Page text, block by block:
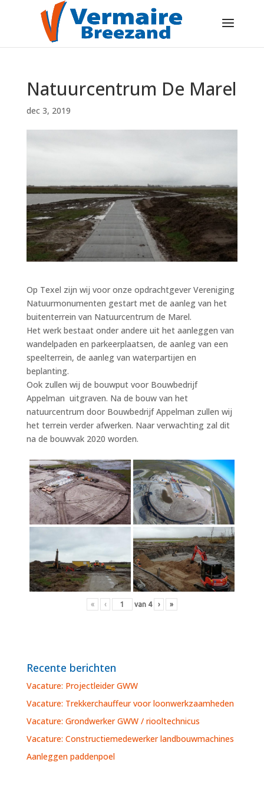
Natuurcentrum De Marel
dec 3, 2019
Op Texel zijn wij voor onze opdrachtgever Vereniging
Natuurmonumenten gestart met de aanleg van het
buitenterrein van Natuurcentrum de Marel.
Het werk bestaat onder andere uit het aanleggen van
wandelpaden en parkeerplaatsen, de aanleg van een
speelterrein, de aanleg van waterpartijen en
beplanting.
Ook zullen wij de bouwput voor Bouwbedrijf
Appelman uitgraven. Na de bouw van het
natuurcentrum door Bouwbedrijf Appelman zullen wij
het terrein verder afwerken. Naar verwachting zal dit
na de bouwvak 2020 worden.
« ‹ van 4 › »
Recente berichten
Vacature: Projectleider GWW
Vacature: Trekkerchauffeur voor loonwerkzaamheden
Vacature: Grondwerker GWW / riooltechnicus
Vacature: Constructiemedewerker landbouwmachines
Aanleggen paddenpoel